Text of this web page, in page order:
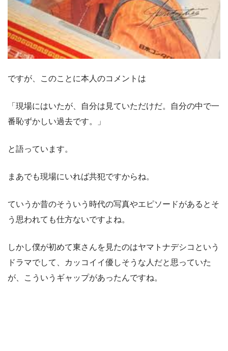
ですが、このことに本人のコメントは
「現場にはいたが、自分は見ていただけだ。自分の中で一
番恥ずかしい過去です。」
と語っています。
まあでも現場にいれば共犯ですからね。
ていうか昔のそういう時代の写真やエピソードがあるとそ
う思われても仕方ないですよね。
しかし僕が初めて東さんを見たのはヤマトナデシコという
ドラマでして、カッコイイ優しそうな人だと思っていた
が、こういうギャップがあったんですね。